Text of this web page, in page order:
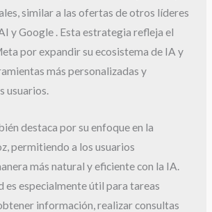
similar a las ofertas de otros líderes
y Google . Esta estrategia refleja el
por expandir su ecosistema de IA y
más personalizadas y
usuarios.
destaca por su enfoque en la
permitiendo a los usuarios
más natural y eficiente con la IA.
es especialmente útil para tareas
información, realizar consultas